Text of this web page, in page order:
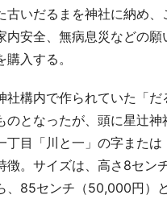
古いだるまを神社に納め、
内安全、無病息災などの願
購入する。
構内で作られていた「だ
のとなったが、頭に星辻神
丁目「川と一」の字または
徴。サイズは、高さ8セン
、85センチ（50,000円）